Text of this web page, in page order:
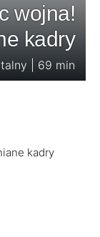
wojna!
kadry
| 69 min
kadry